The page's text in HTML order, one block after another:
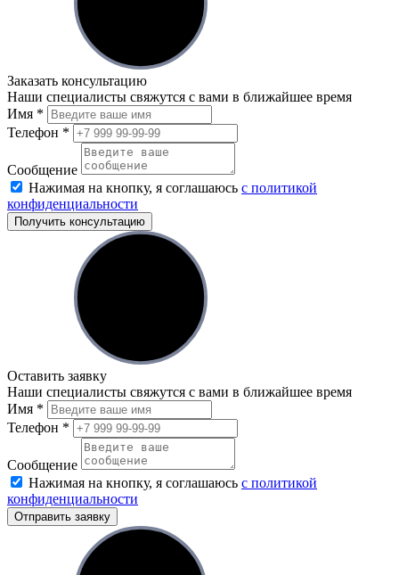
Заказать консультацию
Наши специалисты свяжутся с вами в ближайшее время
Имя *
Телефон *
Сообщение
Нажимая на кнопку, я соглашаюсь с политикой
конфиденциальности
Получить консультацию
Оставить заявку
Наши специалисты свяжутся с вами в ближайшее время
Имя *
Телефон *
Сообщение
Нажимая на кнопку, я соглашаюсь с политикой
конфиденциальности
Отправить заявку